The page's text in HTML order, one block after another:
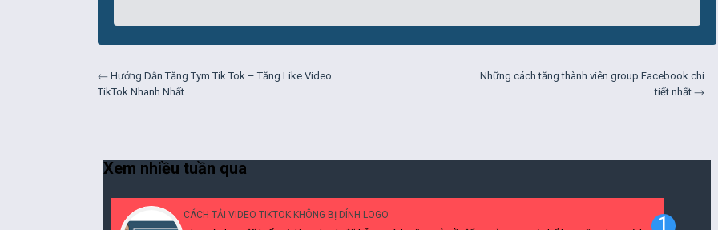
← Hướng Dẫn Tăng Tym Tik Tok – Tăng Like Video
TikTok Nhanh Nhất
Những cách tăng thành viên group Facebook chi
tiết nhất →
Xem nhiều tuần qua
CÁCH TẢI VIDEO TIKTOK KHÔNG BỊ DÍNH LOGO